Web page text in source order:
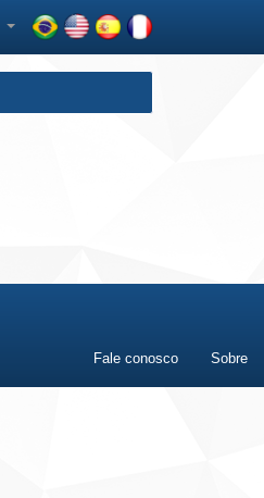
Fale conosco Sobre